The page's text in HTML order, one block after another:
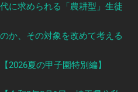
に求められる「農耕型」生徒
か、その対象を改めて考える
2026夏の甲子園特別編】